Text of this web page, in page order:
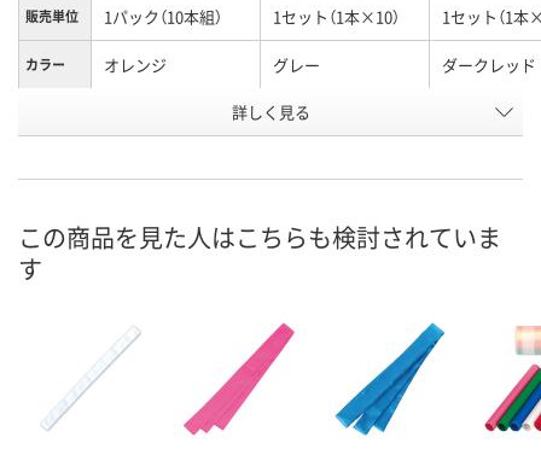
販売単位 1パック（10本組） 1セット（1本×10） 1セット（1本
カラー オレンジ グレー ダークレッド
AHN8489 WHU6274
8月20日（木）
カ
詳しく見る
この商品を見た人はこちらも検討されていま
す